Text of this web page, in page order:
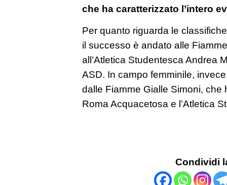
che ha caratterizzato l’intero
Per quanto riguarda le
il successo è andato alle
all’Atletica Studentesca Andrea
ASD. In campo femminile,
dalle Fiamme Gialle Simoni, che
Roma Acquacetosa e l’Atletica
Condividi